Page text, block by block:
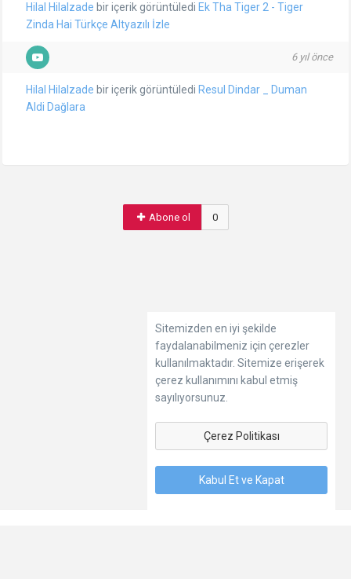
Hilal Hilalzade bir içerik görüntüledi Ek Tha Tiger 2 - Tiger
Zinda Hai Türkçe Altyazılı İzle
6 yıl önce
Hilal Hilalzade bir içerik görüntüledi Resul Dindar _ Duman
Aldi Dağlara
Abone ol 0
Sitemizden en iyi şekilde
faydalanabilmeniz için çerezler
kullanılmaktadır. Sitemize erişerek
çerez kullanımını kabul etmiş
sayılıyorsunuz.
Çerez Politikası
Kabul Et ve Kapat